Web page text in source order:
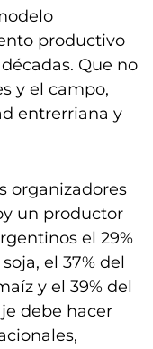
productivo
Que no
y el campo,
entrerriana y
organizadores
un productor
el 29%
el 37% del
y el 39% del
debe hacer